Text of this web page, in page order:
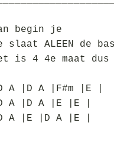
begin je
slaat ALEEN de
is 4 4e maat dus
A |D A |F#m |E |
A |D A |E |E |
A |E |D A |E |